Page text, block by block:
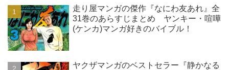
走り屋マンガの傑作『なにわ友あれ』全
31巻のあらすじまとめ ヤンキー・喧嘩
(ケンカ)マンガ好きのバイブル！
ヤクザマンガのベストセラー『静かなる